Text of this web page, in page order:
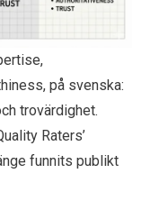
på svenska:
trovärdighet.
Raters’
funnits publikt